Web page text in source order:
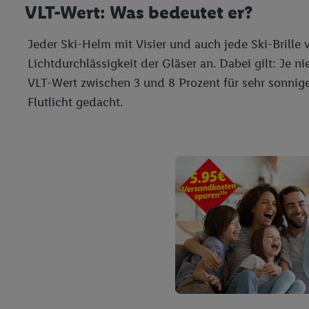
VLT-Wert: Was bedeutet er?
Jeder Ski-Helm mit Visier und auch jede Ski-Brille
Lichtdurchlässigkeit der Gläser an. Dabei gilt: Je
VLT-Wert zwischen 3 und 8 Prozent für sehr
Flutlicht gedacht.
Nutzung der Utiq-
Telekommunikations-
die Lidl-Dienste)
Durch einen Klick auf
„Zustimmen“
nachfolgend
Erfolgsmessung:
Gewährleistung der
Anzeige von Werbung
Verknüpfung
Messung des Erfolgs
Technologie für
Verwendung